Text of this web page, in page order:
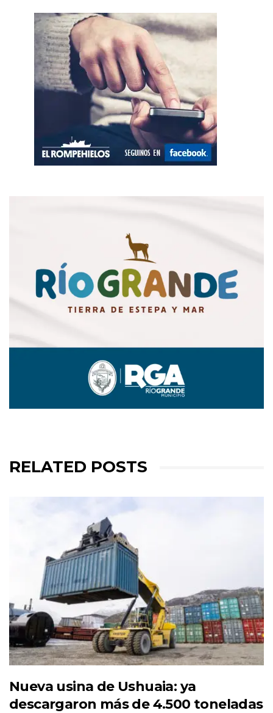
RELATED POSTS
Nueva usina de Ushuaia: ya
descargaron más de 4.500 toneladas